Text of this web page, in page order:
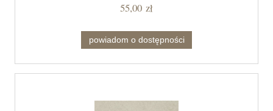
55,00 zł
powiadom o dostępności